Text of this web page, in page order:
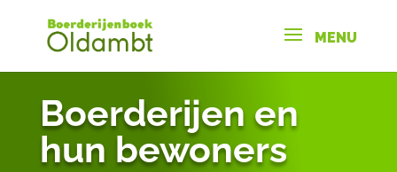
Boerderijen en
hun bewoners